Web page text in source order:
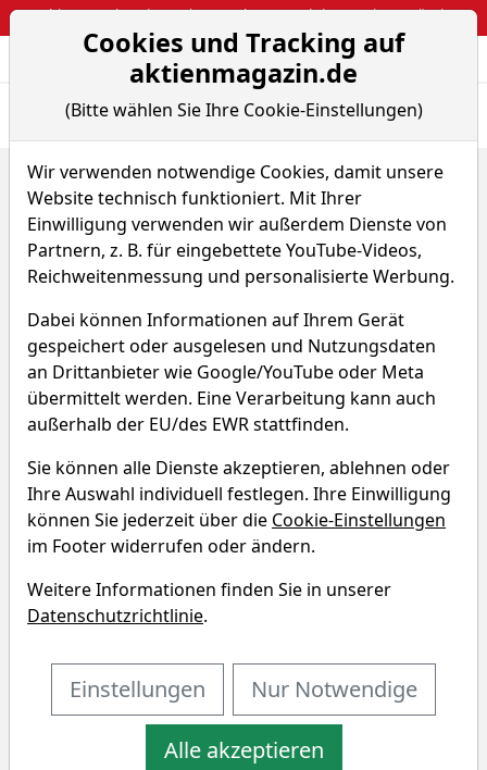
Webinar: So kassierst du trotzdem attraktive Optionsprämien
Aktien- und
Home Aktien
Black Diamond Therapeutics
Renditedreieck
Black Diamond Therapeutics
Aktie
Watchlist BDTX WKN A2PYWB
Black Diamond Therapeutics
Renditedreieck
Entdecken Sie auf einen Blick die Performance der
Black Diamond Therapeutics Aktie über verschiedene
Cookies und Tracking auf
aktienmagazin.de
(Bitte wählen Sie Ihre Cookie-Einstellungen)
Wir verwenden notwendige Cookies, damit unsere
Website technisch funktioniert. Mit Ihrer
Einwilligung verwenden wir außerdem Dienste von
Partnern, z. B. für eingebettete YouTube-Videos,
Reichweitenmessung und personalisierte Werbung.
Dabei können Informationen auf Ihrem Gerät
gespeichert oder ausgelesen und Nutzungsdaten
an Drittanbieter wie Google/YouTube oder Meta
übermittelt werden. Eine Verarbeitung kann auch
außerhalb der EU/des EWR stattfinden.
Sie können alle Dienste akzeptieren, ablehnen oder
Ihre Auswahl individuell festlegen. Ihre Einwilligung
können Sie jederzeit über die Cookie-Einstellungen
im Footer widerrufen oder ändern.
Weitere Informationen finden Sie in unserer
Datenschutzrichtlinie.
Einstellungen Nur Notwendige
Alle akzeptieren